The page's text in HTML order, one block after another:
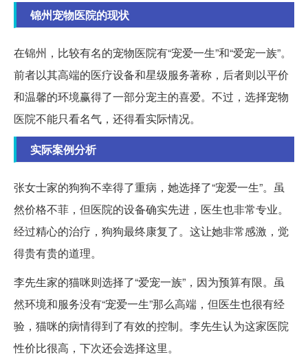
锦州宠物医院的现状
在锦州，比较有名的宠物医院有“宠爱一生”和“爱宠一族”。
前者以其高端的医疗设备和星级服务著称，后者则以平价
和温馨的环境赢得了一部分宠主的喜爱。不过，选择宠物
医院不能只看名气，还得看实际情况。
实际案例分析
张女士家的狗狗不幸得了重病，她选择了“宠爱一生”。虽
然价格不菲，但医院的设备确实先进，医生也非常专业。
经过精心的治疗，狗狗最终康复了。这让她非常感激，觉
得贵有贵的道理。
李先生家的猫咪则选择了“爱宠一族”，因为预算有限。虽
然环境和服务没有“宠爱一生”那么高端，但医生也很有经
验，猫咪的病情得到了有效的控制。李先生认为这家医院
性价比很高，下次还会选择这里。